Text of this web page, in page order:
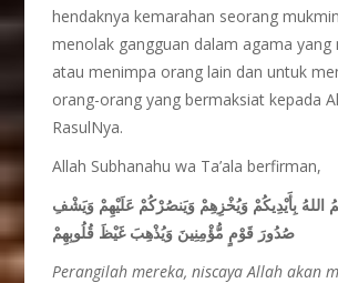
hendaknya kemarahan seorang
menolak gangguan dalam agama yang
atau menimpa orang lain dan untuk
orang-orang yang bermaksiat kepada
RasulNya.
Allah Subhanahu wa Ta’ala berfirman,
اللهُ بِأَيْدِيكُمْ وَيُخْزِهِمْ وَيَنصُرْكُمْ عَلَيْهِمْ وَيَشْفِ
صُدُورَ قَوْمٍ مُّؤْمِنِينَ وَيُذْهِبَ غَيْظَ قُلُوبِهِمْ
Perangilah mereka, niscaya Allah akan